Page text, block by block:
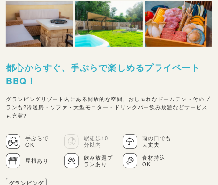
都心からすぐ、手ぶらで楽しめるプライベート
BBQ！
グランピングリゾート内にある開放的な空間。おしゃれなドームテント付のプ
ランも?冷暖房・ソファ・大型モニター・ドリンクバー飲み放題などサービス
も充実?
手ぶらで
OK
駅徒歩10
分以内
雨の日でも
大丈夫
屋根あり
飲み放題プ
ランあり
食材持込
OK
グランピング